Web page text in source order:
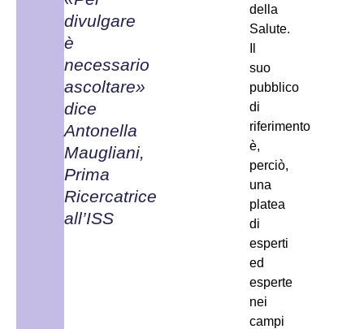
divulgare
è
necessario
ascoltare»
dice
Antonella
Maugliani,
Prima
Ricercatrice
all’ISS
della
Salute.
suo
pubblico
di
riferimento
è,
perciò,
una
platea
di
esperti
ed
esperte
nei
campi